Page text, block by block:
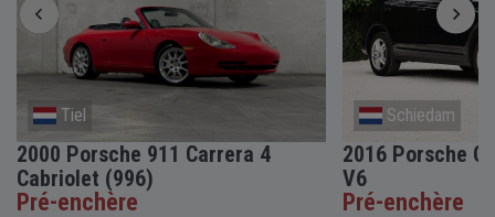
Tiel
2000 Porsche 911 Carrera 4
Cabriolet (996)
Pré-enchère
Schiedam
2016 Porsche
V6
Pré-enchère